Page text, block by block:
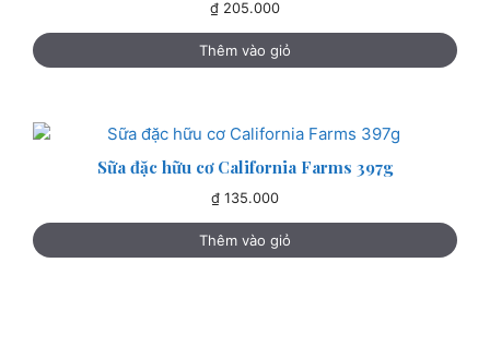
₫ 205.000
Thêm vào giỏ
Sữa đặc hữu cơ California Farms 397g
₫ 135.000
Thêm vào giỏ